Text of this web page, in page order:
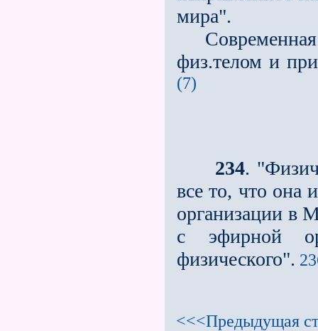
мира".
Современная
физ.телом и
(7)
234.
все то, что она
организации в
с эфирной
физического".
<<<Предыдущая